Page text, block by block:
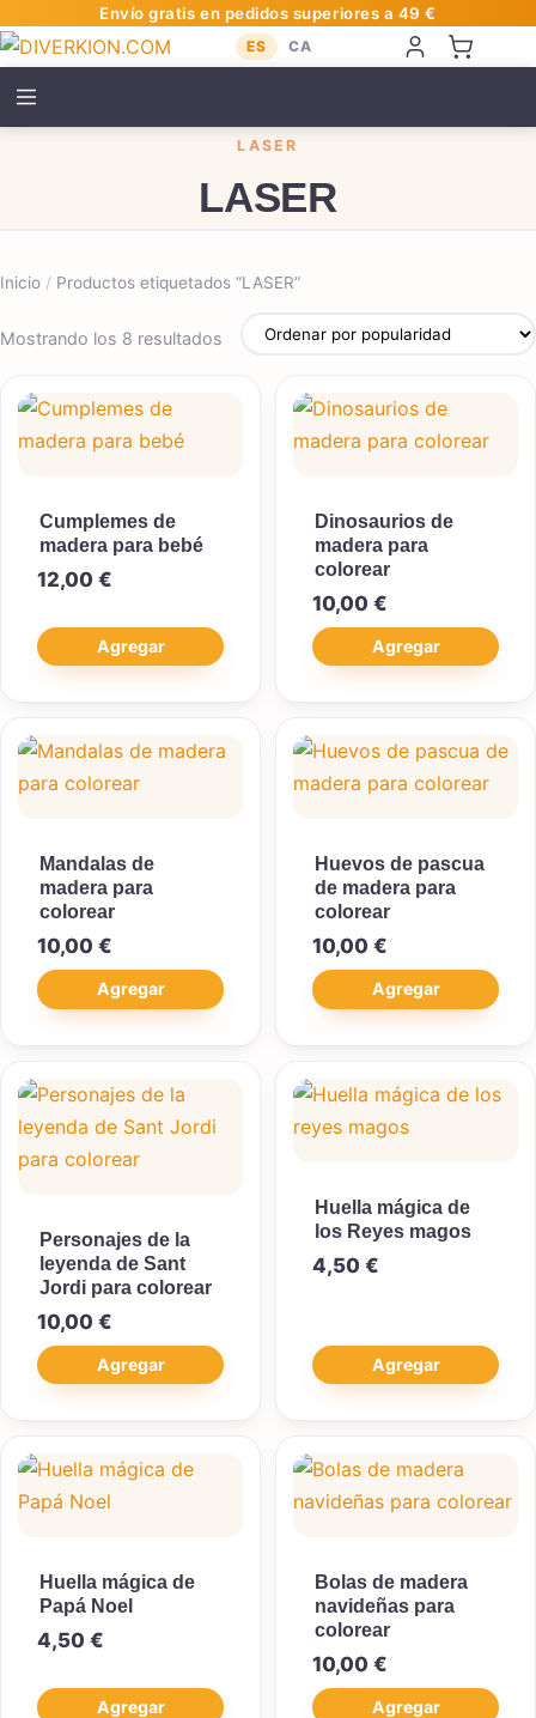
Envío gratis en pedidos superiores a 49 €
ES CA
LASER
LASER
Inicio / Productos etiquetados “LASER”
Mostrando los 8 resultados Ordenado por popularidad
Cumplemes de
madera para bebé
12,00 €
Agregar
Dinosaurios de
madera para
colorear
10,00 €
Agregar
Mandalas de
madera para
colorear
10,00 €
Agregar
Huevos de pascua
de madera para
colorear
10,00 €
Agregar
Personajes de la
leyenda de Sant
Jordi para colorear
10,00 €
Agregar
Huella mágica de
los Reyes magos
4,50 €
Agregar
Huella mágica de
Papá Noel
4,50 €
Agregar
Bolas de madera
navideñas para
colorear
10,00 €
Agregar